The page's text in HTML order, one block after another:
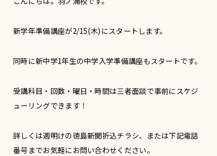
新学年準備講座が2/15(木)にスタートします。
同時に新中学1年生の中学入学準備講座もスタートです。
受講科目・回数・曜日・時間は三者面談で事前にスケジ
ューリングできます！
詳しくは週明けの徳島新聞折込チラシ、または下記電話
番号までお気軽にお問い合わせください。